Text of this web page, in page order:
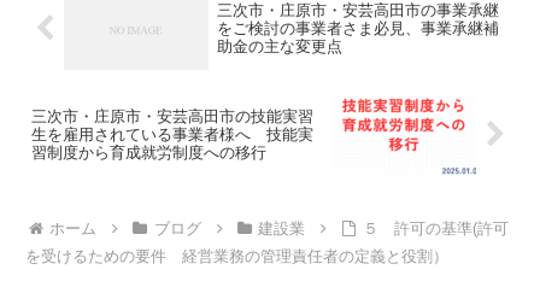
三次市・庄原市・安芸高田市の事業承継
をご検討の事業者さま必見、事業承継補
助金の主な変更点
三次市・庄原市・安芸高田市の技能実習
生を雇用されている事業者様へ 技能実
習制度から育成就労制度への移行
ホーム ブログ 建設業
５ 許可の基準(許可
を受けるための要件 経営業務の管理責任者の定義と役割）